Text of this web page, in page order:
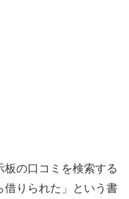
の口コミを検索する
借りられた」という書